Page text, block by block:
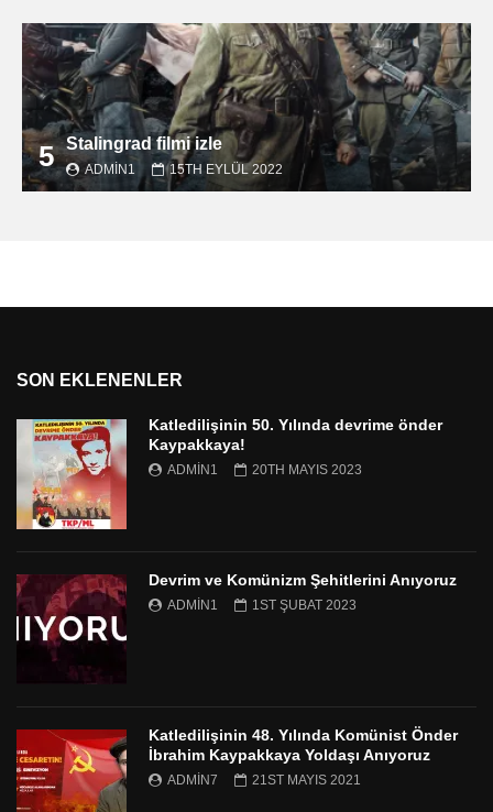
5 Stalingrad filmi izle
ADMIN1 15TH EYLÜL 2022
SON EKLENENLER
Katledilişinin 50. Yılında devrime önder
Kaypakkaya!
ADMIN1 20TH MAYIS 2023
Devrim ve Komünizm Şehitlerini Anıyoruz
ADMIN1 1ST ŞUBAT 2023
Katledilişinin 48. Yılında Komünist Önder
İbrahim Kaypakkaya Yoldaşı Anıyoruz
ADMIN7 21ST MAYIS 2021